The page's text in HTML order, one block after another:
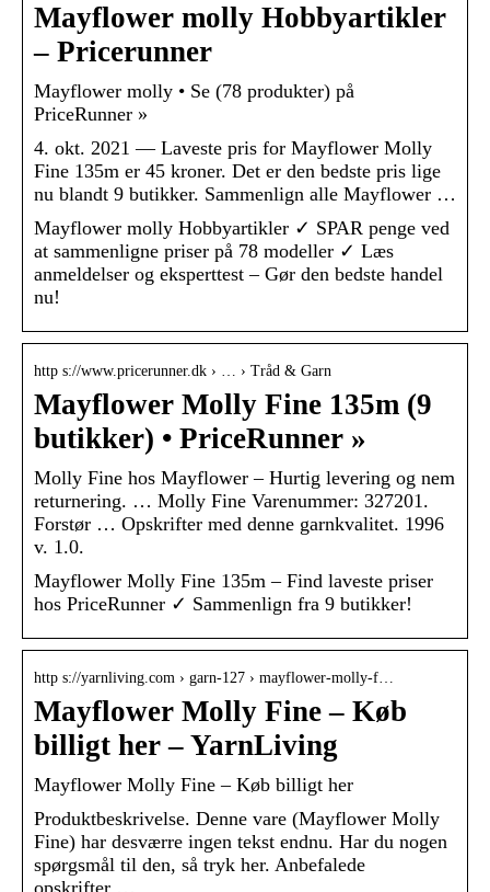
Mayflower molly Hobbyartikler
– Pricerunner
Mayflower molly • Se (78 produkter) på
PriceRunner »
4. okt. 2021 — Laveste pris for Mayflower Molly
Fine 135m er 45 kroner. Det er den bedste pris lige
nu blandt 9 butikker. Sammenlign alle Mayflower …
Mayflower molly Hobbyartikler ✓ SPAR penge ved
at sammenligne priser på 78 modeller ✓ Læs
anmeldelser og eksperttest – Gør den bedste handel
nu!
http s://www.pricerunner.dk › … › Tråd & Garn
Mayflower Molly Fine 135m (9
butikker) • PriceRunner »
Molly Fine hos Mayflower – Hurtig levering og nem
returnering. … Molly Fine Varenummer: 327201.
Forstør … Opskrifter med denne garnkvalitet. 1996
v. 1.0.
Mayflower Molly Fine 135m – Find laveste priser
hos PriceRunner ✓ Sammenlign fra 9 butikker!
http s://yarnliving.com › garn-127 › mayflower-molly-f…
Mayflower Molly Fine – Køb
billigt her – YarnLiving
Mayflower Molly Fine – Køb billigt her
Produktbeskrivelse. Denne vare (Mayflower Molly
Fine) har desværre ingen tekst endnu. Har du nogen
spørgsmål til den, så tryk her. Anbefalede